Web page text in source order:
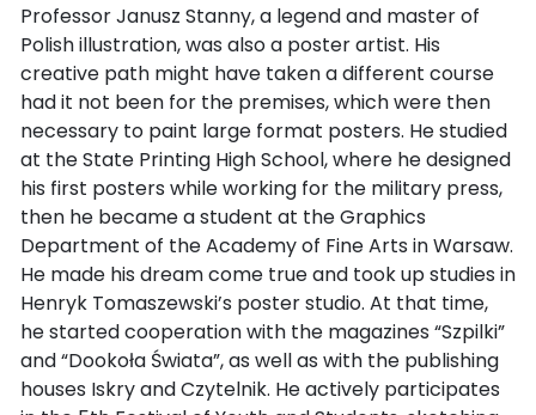
Professor Janusz Stanny, a legend and master of
Polish illustration, was also a poster artist. His
creative path might have taken a different course
had it not been for the premises, which were then
necessary to paint large format posters. He studied
at the State Printing High School, where he designed
his first posters while working for the military press,
then he became a student at the Graphics
Department of the Academy of Fine Arts in Warsaw.
He made his dream come true and took up studies in
Henryk Tomaszewski’s poster studio. At that time,
he started cooperation with the magazines “Szpilki”
and “Dookoła Świata”, as well as with the publishing
houses Iskry and Czytelnik. He actively participates